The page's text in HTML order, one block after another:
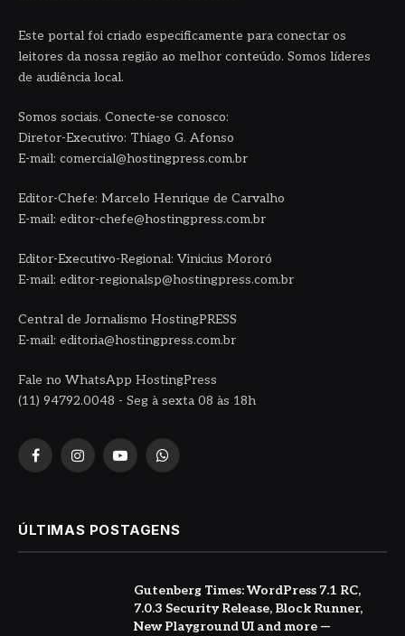
Este portal foi criado especificamente para conectar os
leitores da nossa região ao melhor conteúdo. Somos líderes
de audiência local.
Somos sociais. Conecte-se conosco:
Diretor-Executivo: Thiago G. Afonso
E-mail: comercial@hostingpress.com.br
Editor-Chefe: Marcelo Henrique de Carvalho
E-mail: editor-chefe@hostingpress.com.br
Editor-Executivo-Regional: Vinicius Mororó
E-mail: editor-regionalsp@hostingpress.com.br
Central de Jornalismo HostingPRESS
E-mail: editoria@hostingpress.com.br
Fale no WhatsApp HostingPress
(11) 94792.0048 - Seg à sexta 08 às 18h
FacebookInstagramYouTubeWhatsApp
ÚLTIMAS POSTAGENS
Gutenberg Times: WordPress 7.1 RC,
7.0.3 Security Release, Block Runner,
New Playground UI and more —